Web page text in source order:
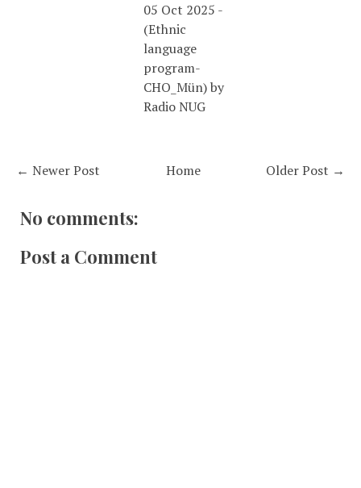
05 Oct 2025 -
(Ethnic
language
program-
CHO_Mün) by
Radio NUG
← Newer Post Older Post →
Home
No comments:
Post a Comment